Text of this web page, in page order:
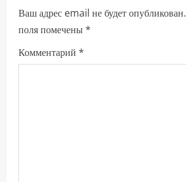
ж
и
т
Ваш адрес email не будет опубликован.
поля помечены*
Комментарий *